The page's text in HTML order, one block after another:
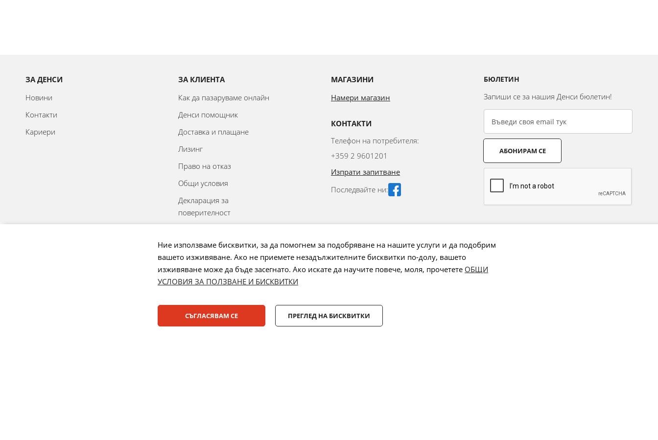
ЗА ДЕНСИ
Новини
Контакти
Кариери
ЗА КЛИЕНТА
Как да пазаруваме онлайн
Денси помощник
Доставка и плащане
Лизинг
Право на отказ
Общи условия
Декларация за
поверителност
спорове
Управление на бисквитки
МАГАЗИНИ
Намери магазин
КОНТАКТИ
Телефон на потребителя:
+359 2 9601201
Изпрати запитване
Последвайте ни:
БЮЛЕТИН
Запиши се за нашия Денси бюлетин!
АБОНИРАМ СЕ
Лизинг:
Ние използваме бисквитки, за да помогнем за подобряване на нашите услуги и да подобрим
вашето изживяване. Ако не приемете незадължителните бисквитки по-долу, вашето
изживяване може да бъде засегнато. Ако искате да научите повече, моля, прочетете ОБЩИ
УСЛОВИЯ ЗА ПОЛЗВАНЕ И БИСКВИТКИ
СЪГЛАСЯВАМ СЕ ПРЕГЛЕД НА БИСКВИТКИ